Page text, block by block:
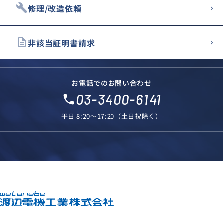
build修理/改造依頼
description非該当証明書請求
お電話でのお問い合わせ
local_phone03-3400-6141
平日 8:20～17:20（土日祝除く）